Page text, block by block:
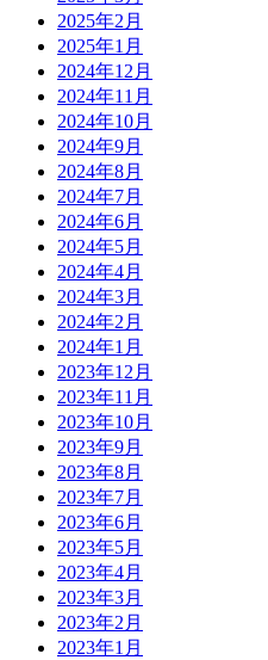
2025年2月
2025年1月
2024年12月
2024年11月
2024年10月
2024年9月
2024年8月
2024年7月
2024年6月
2024年5月
2024年4月
2024年3月
2024年2月
2024年1月
2023年12月
2023年11月
2023年10月
2023年9月
2023年8月
2023年7月
2023年6月
2023年5月
2023年4月
2023年3月
2023年2月
2023年1月